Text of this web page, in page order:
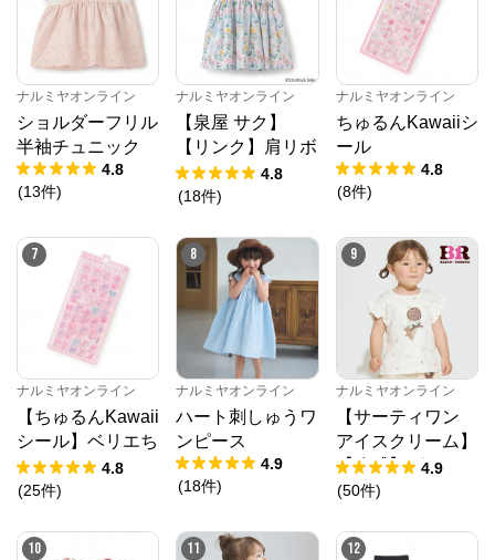
ナルミヤオンライン
ショルダーフリル
半袖チュニック
4.8
(13件)
ナルミヤオンライン
【泉屋 サク】
【リンク】肩リボ
ンフラワーキャッ
トワンピース
4.8
(18件)
ナルミヤオンライン
ちゅるんKawaiiシ
ール
4.8
(8件)
7
ナルミヤオンライン
【ちゅるんKawaii
シール】ベリエち
ゃん
4.8
(25件)
8
ナルミヤオンライン
ハート刺しゅうワ
ンピース
4.9
(18件)
9
ナルミヤオンライン
【サーティワン
アイスクリーム】
【冷感】グラフィ
ック半袖Tシャツ
4.9
(50件)
10 11 12
公式ECサイト
※外部サイトが開きます
ナルミヤオンラインからのコメント
ナルミヤオンライン公式通販ショップ。人気子供服メ
ゾピアノ、プティマイン、ラブトキシック、アナスイ
ミニ等、全ブランド、全商品をご覧いただけます。